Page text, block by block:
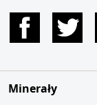
Facebook
Minerały